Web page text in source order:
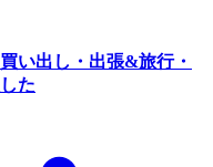
い出し・出張&旅行・
た